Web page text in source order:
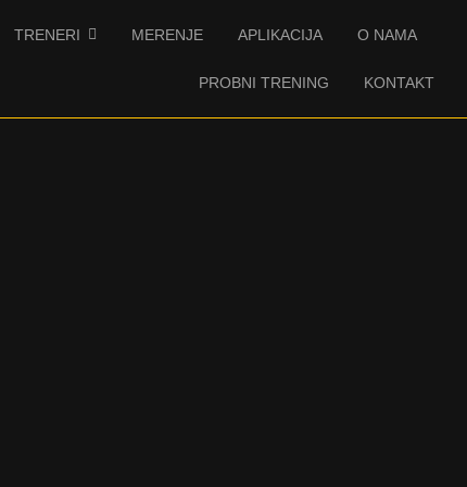
TRENERI MERENJE APLIKACIJA O NAMA
PROBNI TRENING KONTAKT